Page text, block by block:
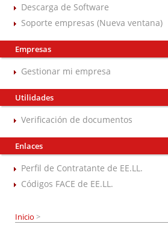
Descarga de Software
Soporte empresas (Nueva ventana)
Empresas
Gestionar mi empresa
Utilidades
Verificación de documentos
Enlaces
Perfil de Contratante de EE.LL.
Códigos FACE de EE.LL.
Inicio >